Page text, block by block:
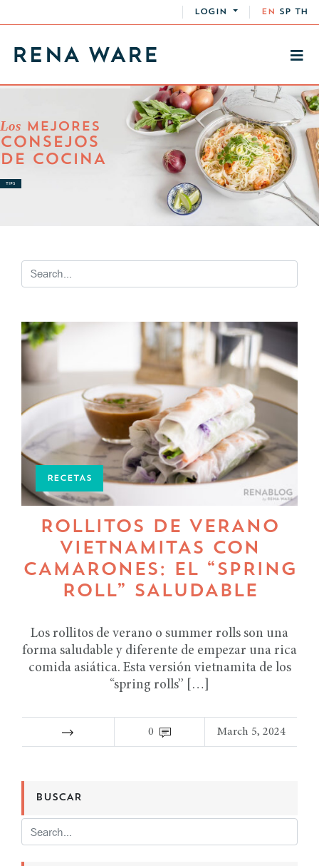
LOGIN EN SP TH
Los MEJORES
CONSEJOS
DE COCINA
TIPS
RECETAS
ROLLITOS DE VERANO
VIETNAMITAS CON
CAMARONES: EL “SPRING
ROLL” SALUDABLE
Los rollitos de verano o summer rolls son una
forma saludable y diferente de empezar una rica
comida asiática. Esta versión vietnamita de los
“spring rolls” […]
0 March 5, 2024
BUSCAR